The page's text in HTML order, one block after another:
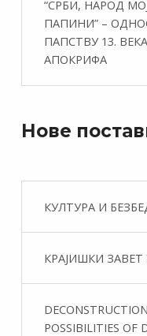
“СРБИ, НАРОД
ПАПИНИ” –
ПАПСТВУ 13.
АПОКРИФА
Нове
КУЛТУРА И
КРАЈИШКИ
POSSIBILITIES OF